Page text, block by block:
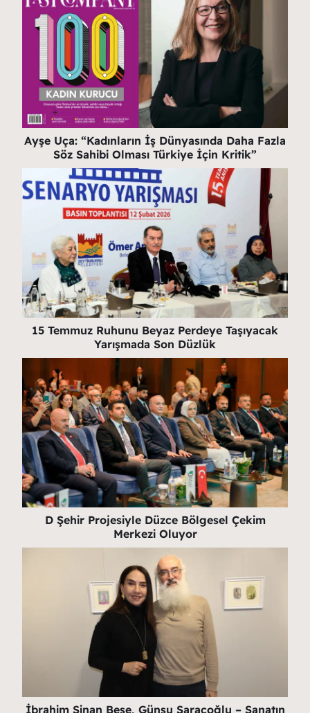
Ayşe Uça: “Kadınların İş Dünyasında Daha Fazla
Söz Sahibi Olması Türkiye İçin Kritik”
15 Temmuz Ruhunu Beyaz Perdeye Taşıyacak
Yarışmada Son Düzlük
D Şehir Projesiyle Düzce Bölgesel Çekim
Merkezi Oluyor
İbrahim Sinan Beşe, Günsu Saraçoğlu – Sanatın